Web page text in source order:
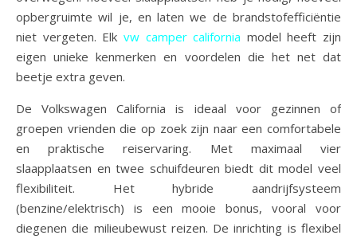
opbergruimte wil je, en laten we de brandstofefficiëntie
niet vergeten. Elk vw camper california model heeft zijn
eigen unieke kenmerken en voordelen die het net dat
beetje extra geven.
De Volkswagen California is ideaal voor gezinnen of
groepen vrienden die op zoek zijn naar een comfortabele
en praktische reiservaring. Met maximaal vier
slaapplaatsen en twee schuifdeuren biedt dit model veel
flexibiliteit. Het hybride aandrijfsysteem
(benzine/elektrisch) is een mooie bonus, vooral voor
diegenen die milieubewust reizen. De inrichting is flexibel